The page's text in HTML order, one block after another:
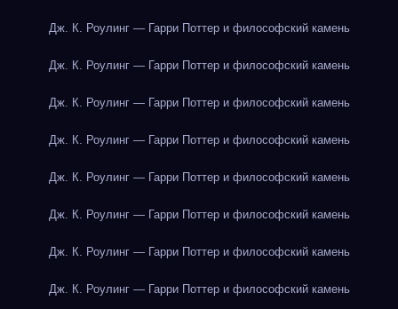
Дж. К. Роулинг — Гарри Поттер и философский камень
Дж. К. Роулинг — Гарри Поттер и философский камень
Дж. К. Роулинг — Гарри Поттер и философский камень
Дж. К. Роулинг — Гарри Поттер и философский камень
Дж. К. Роулинг — Гарри Поттер и философский камень
Дж. К. Роулинг — Гарри Поттер и философский камень
Дж. К. Роулинг — Гарри Поттер и философский камень
Дж. К. Роулинг — Гарри Поттер и философский камень